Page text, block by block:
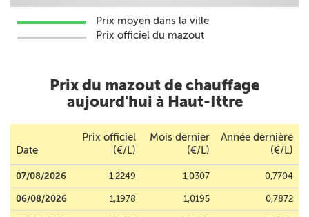
Prix moyen dans la ville
Prix officiel du mazout
Prix du mazout de chauffage
aujourd'hui à Haut-Ittre
Date
Prix officiel
(€/L)
Mois dernier
(€/L)
Année dernière
(€/L)
07/08/2026 1,2249 1,0307 0,7704
06/08/2026 1,1978 1,0195 0,7872